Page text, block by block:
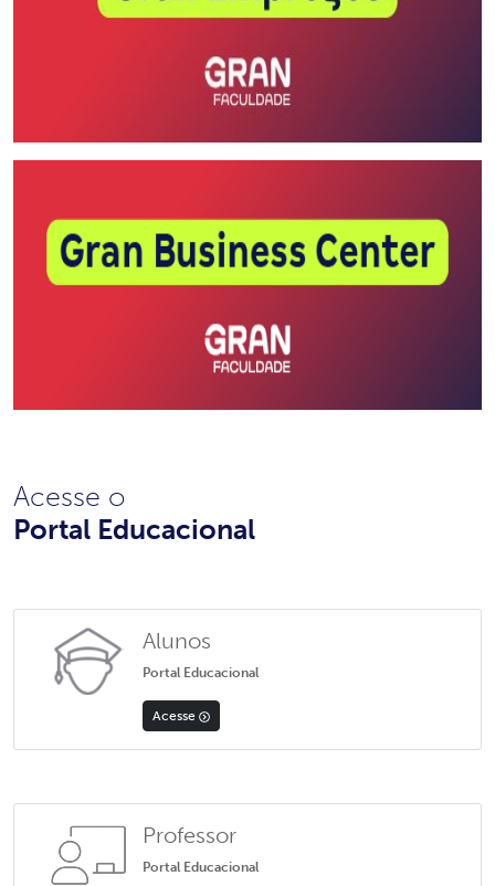
Acesse o
Portal Educacional
Alunos
Portal Educacional
Acesse
Professor
Portal Educacional